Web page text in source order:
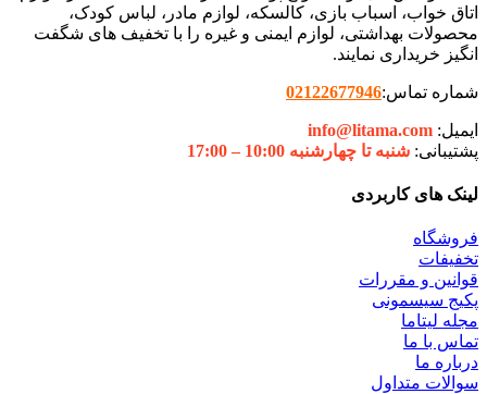
اتاق خواب، اسباب بازی، کالسکه، لوازم مادر، لباس کودک،
محصولات بهداشتی، لوازم ایمنی و غیره را با تخفیف های شگفت
انگیز خریداری نمایند.
شماره تماس:02122677946
ایمیل: info@litama.com
پشتیبانی: شنبه تا چهارشنبه 10:00 – 17:00
لینک های کاربردی
فروشگاه
تخفیفات
قوانین و مقررات
پکیج سیسمونی
مجله لیتاما
تماس با ما
درباره ما
سوالات متداول